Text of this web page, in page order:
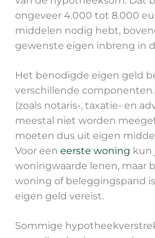
ongeveer 4.000 tot 8.000
middelen nodig hebt,
gewenste eigen inbreng in
Het benodigde eigen geld
verschillende
(zoals notaris-, taxatie- en
meestal niet worden
moeten dus uit eigen
Voor een eerste woning kun
woningwaarde lenen, maar
woning of beleggingspand
eigen geld vereist.
Sommige